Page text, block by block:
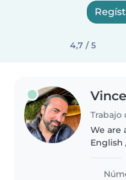
4,7 / 5
We are
English
1.3